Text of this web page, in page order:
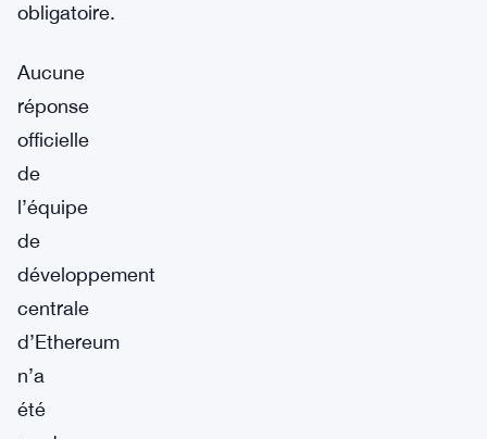
obligatoire.
Aucune
réponse
officielle
de
l’équipe
de
développement
centrale
d’Ethereum
n’a
été